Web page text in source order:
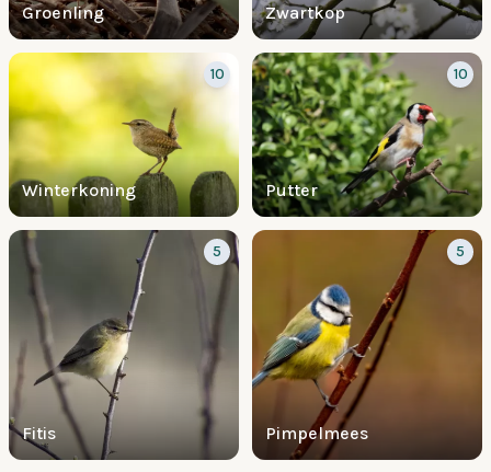
Groenling Zwartkop
Winterkoning
10
Putter
10
Fitis
5
Pimpelmees
5